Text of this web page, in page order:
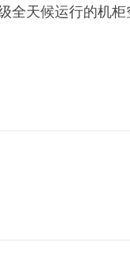
全天候运行的机